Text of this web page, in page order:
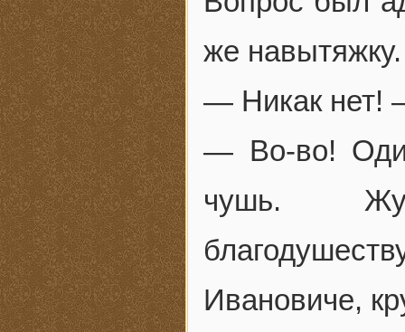
же навытяжку.
— Никак нет!
— Во-во!
чушь.
Ивановиче,